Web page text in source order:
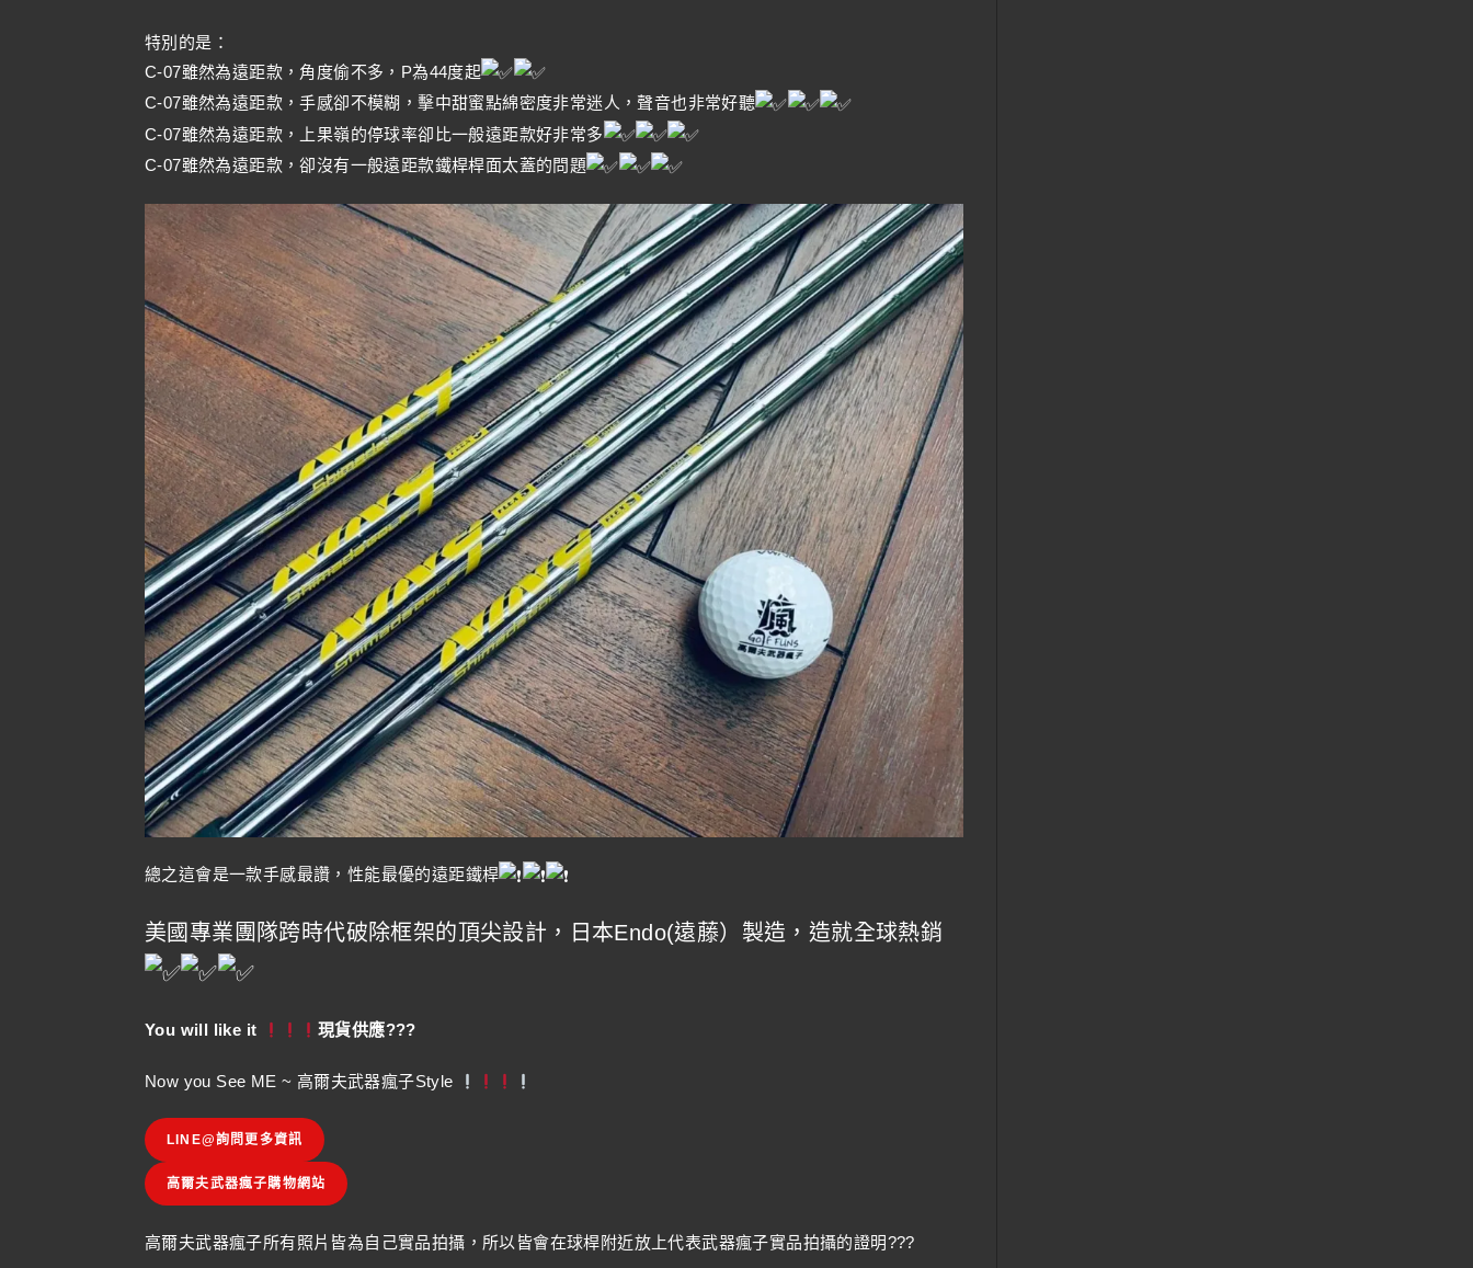
特別的是：
C-07雖然為遠距款，角度偷不多，P為44度起
C-07雖然為遠距款，手感卻不模糊，擊中甜蜜點綿密度非常迷人，聲音也非常好聽
C-07雖然為遠距款，上果嶺的停球率卻比一般遠距款好非常多
C-07雖然為遠距款，卻沒有一般遠距款鐵桿桿面太蓋的問題
總之這會是一款手感最讚，性能最優的遠距鐵桿
美國專業團隊跨時代破除框架的頂尖設計，日本Endo(遠藤）製造，造就全球熱銷
You will like it 現貨供應???
Now you See ME ~ 高爾夫武器瘋子Style
LINE@詢問更多資訊
高爾夫武器瘋子購物網站
高爾夫武器瘋子所有照片皆為自己實品拍攝，所以皆會在球桿附近放上代表武器瘋子實品拍攝的證明???